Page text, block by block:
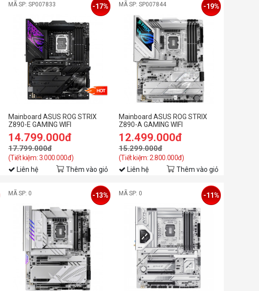
MÃ SP: SP007833
Mainboard ASUS ROG STRIX
Z890-E GAMING WIFI
14.799.000đ
17.799.000đ
(Tiết kiệm: 3.000.000đ)
-17%
Liên hệ Thêm vào giỏ
MÃ SP: SP007844
Mainboard ASUS ROG STRIX
Z890-A GAMING WIFI
12.499.000đ
15.299.000đ
(Tiết kiệm: 2.800.000đ)
-19%
Liên hệ Thêm vào giỏ
MÃ SP: 0 -13% MÃ SP: 0 -11%